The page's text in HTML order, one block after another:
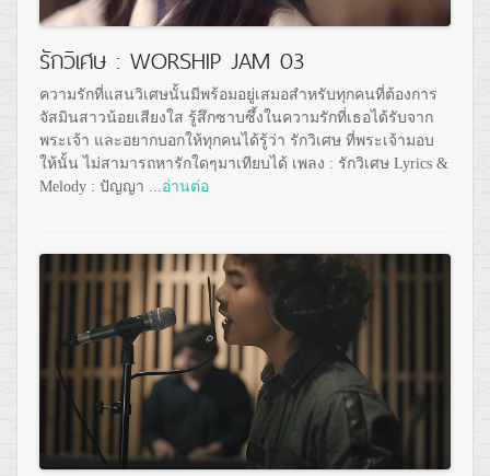
รักวิเศษ : WORSHIP JAM 03
ความรักที่แสนวิเศษนั้นมีพร้อมอยู่เสมอสำหรับทุกคนที่ต้องการ
จัสมินสาวน้อยเสียงใส รู้สึกซาบซึ้งในความรักที่เธอได้รับจาก
พระเจ้า และอยากบอกให้ทุกคนได้รู้ว่า รักวิเศษ ที่พระเจ้ามอบ
ให้นั้น ไม่สามารถหารักใดๆมาเทียบได้ เพลง : รักวิเศษ Lyrics &
Melody : ปัญญา ... อ่านต่อ